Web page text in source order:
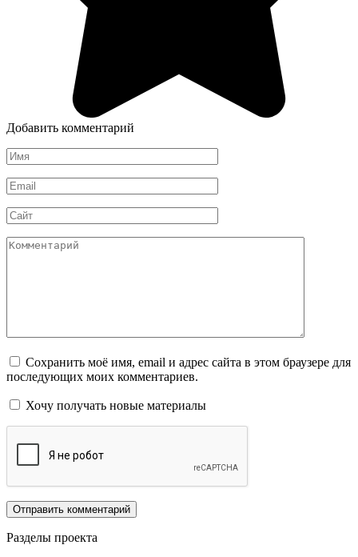
Добавить комментарий
Имя
*
Email
*
Сайт
Комментарий
Сохранить моё имя, email и адрес сайта в этом браузере для
последующих моих комментариев.
Хочу получать новые материалы
Разделы проекта